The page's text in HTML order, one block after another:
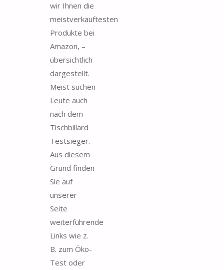
wir Ihnen die
meistverkauftesten
Produkte bei
Amazon, –
übersichtlich
dargestellt.
Meist suchen
Leute auch
nach dem
Tischbillard
Testsieger.
Aus diesem
Grund finden
Sie auf
unserer
Seite
weiterführende
Links wie z.
B. zum Öko-
Test oder